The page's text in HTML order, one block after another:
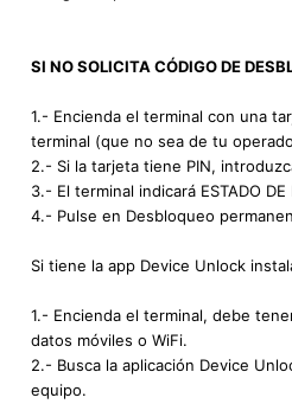
SI NO SOLICITA CÓDIGO DE
1.- Encienda el terminal con una
terminal (que no sea de tu
2.- Si la tarjeta tiene PIN,
3.- El terminal indicará ESTADO DE
4.- Pulse en Desbloqueo
Si tiene la app Device Unlock
1.- Encienda el terminal, debe
datos móviles o WiFi.
2.- Busca la aplicación Device
equipo.